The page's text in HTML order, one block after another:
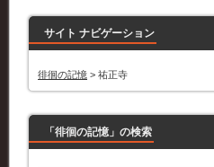
サイト ナビゲーション
徘徊の記憶 > 祐正寺
「徘徊の記憶」の検索